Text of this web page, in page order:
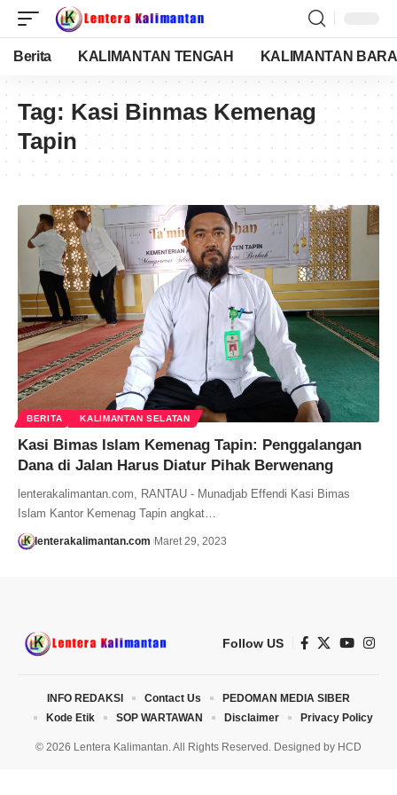
Berita KALIMANTAN TENGAH KALIMANTAN
Tag: Kasi Binmas Kemenag
Tapin
BERITA KALIMANTAN SELATAN
Kasi Bimas Islam Kemenag Tapin: Penggalangan
Dana di Jalan Harus Diatur Pihak Berwenang
lenterakalimantan.com, RANTAU - Munadjab Effendi Kasi Bimas
Islam Kantor Kemenag Tapin angkat…
lenterakalimantan.com Maret 29, 2023
Follow US
© 2026 Lentera Kalimantan. All Rights Reserved. Designed by HCD
INFO REDAKSI Contact Us
PEDOMAN MEDIA SIBER
Kode Etik
SOP WARTAWAN Disclaimer Privacy Policy